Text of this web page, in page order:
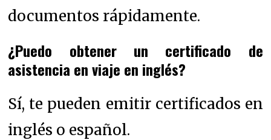
documentos rápidamente.
¿Puedo obtener un certificado de
asistencia en viaje en inglés?
Sí, te pueden emitir certificados en
inglés o español.